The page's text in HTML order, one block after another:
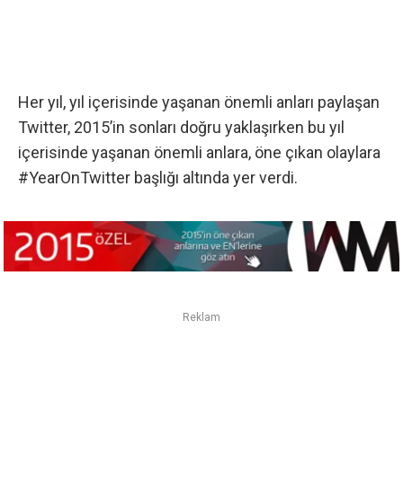
Her yıl, yıl içerisinde yaşanan önemli anları paylaşan
Twitter, 2015’in sonları doğru yaklaşırken bu yıl
içerisinde yaşanan önemli anlara, öne çıkan olaylara
#YearOnTwitter başlığı altında yer verdi.
Reklam